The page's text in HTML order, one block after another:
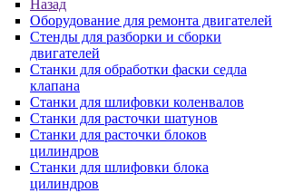
Назад
Оборудование для ремонта двигателей
Стенды для разборки и сборки
двигателей
Станки для обработки фаски седла
клапана
Станки для шлифовки коленвалов
Станки для расточки шатунов
Станки для расточки блоков
цилиндров
Станки для шлифовки блока
цилиндров